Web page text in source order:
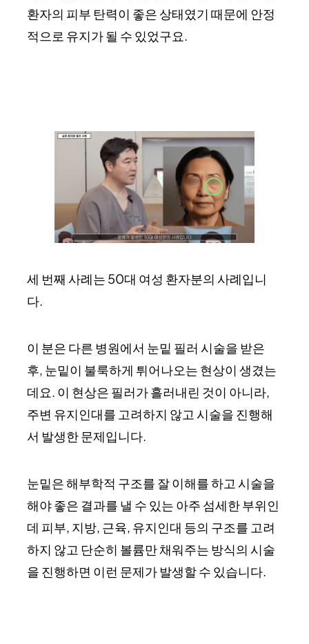
환자의 피부 탄력이 좋은 상태였기 때문에 안정
적으로 유지가 될 수 있었구요.
세 번째 사례는 50대 여성 환자분의 사례입니
다.
이 분은 다른 병원에서 눈밑 필러 시술을 받은
후, 눈밑이 불룩하게 튀어나오는 현상이 생겼는
데요. 이 현상은 필러가 흘러내린 것이 아니라,
주변 유지인대를 고려하지 않고 시술을 진행해
서 발생한 문제입니다.
눈밑은 해부학적 구조를 잘 이해를 하고 시술을
해야 좋은 결과를 낼 수 있는 아주 섬세한 부위인
데 피부, 지방, 근육, 유지인대 등의 구조를 고려
하지 않고 단순히 볼륨만 채워주는 방식의 시술
을 진행하면 이런 문제가 발생할 수 있습니다.